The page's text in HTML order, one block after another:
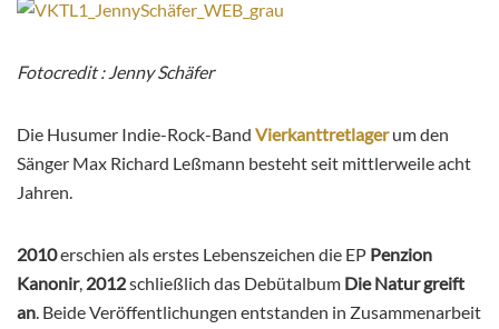
Fotocredit : Jenny Schäfer
Die Husumer Indie-Rock-Band Vierkanttretlagerum den
Sänger Max Richard Leßmann besteht seit mittlerweile acht
Jahren.
2010erschien als erstes Lebenszeichen die EP Penzion
Kanonir, 2012schließlich das Debütalbum Die Natur greift
an. Beide Veröffentlichungen entstanden in Zusammenarbeit